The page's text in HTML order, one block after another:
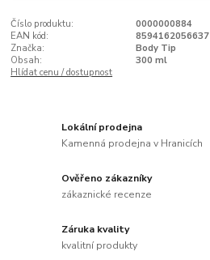
Číslo produktu:
0000000884
EAN kód:
8594162056637
Značka:
Body Tip
Obsah:
300 ml
Hlídat cenu / dostupnost
Lokální prodejna
Kamenná prodejna v Hranicích
Ověřeno zákazníky
zákaznické recenze
Záruka kvality
kvalitní produkty